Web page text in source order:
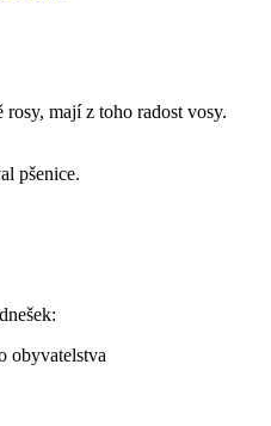
mají z toho radost vosy.
pšenice.
obyvatelstva